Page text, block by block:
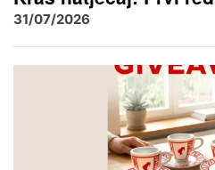
31/07/2026